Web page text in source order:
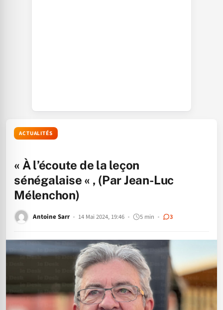
ACTUALITÉS
« À l’écoute de la leçon
sénégalaise « , (Par Jean-Luc
Mélenchon)
Antoine Sarr 14 Mai 2024, 19:46 5 min 3